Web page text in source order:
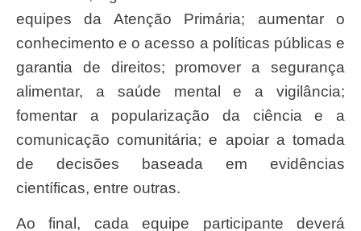
equipes da Atenção Primária; aumentar o
conhecimento e o acesso a políticas públicas e
garantia de direitos; promover a segurança
alimentar, a saúde mental e a vigilância;
fomentar a popularização da ciência e a
comunicação comunitária; e apoiar a tomada
de decisões baseada em evidências
científicas, entre outras.
Ao final, cada equipe participante deverá